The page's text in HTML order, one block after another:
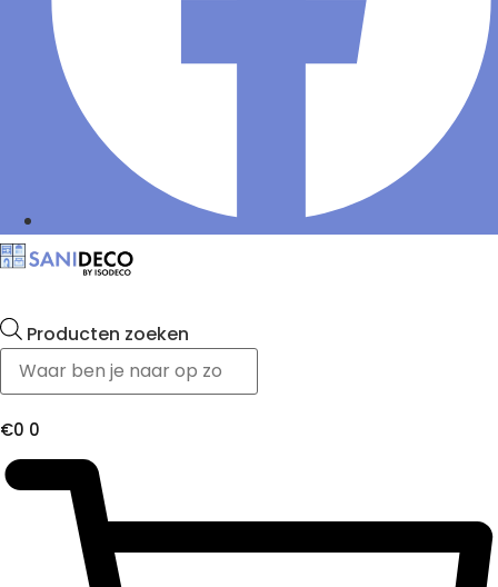
Producten zoeken
€0 0